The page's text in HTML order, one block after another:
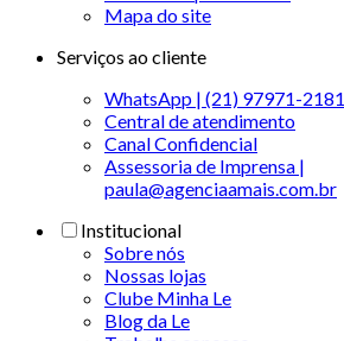
Mapa do site
Serviços ao cliente
WhatsApp | (21) 97971-2181
Central de atendimento
Canal Confidencial
Assessoria de Imprensa |
paula@agenciaamais.com.br
Institucional
Sobre nós
Nossas lojas
Clube Minha Le
Blog da Le